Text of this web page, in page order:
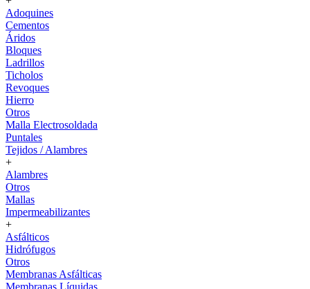
Adoquines
Cementos
Áridos
Bloques
Ladrillos
Ticholos
Revoques
Hierro
Otros
Malla Electrosoldada
Puntales
Tejidos / Alambres
+
Alambres
Otros
Mallas
Impermeabilizantes
+
Asfálticos
Hidrófugos
Otros
Membranas Asfálticas
Membranas Líquidas